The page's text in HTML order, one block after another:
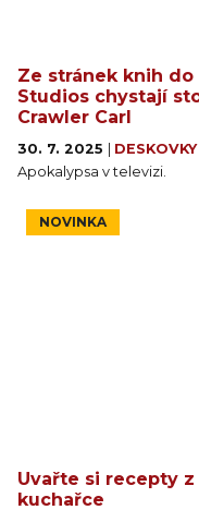
Ze stránek knih do
Studios chystají
Crawler Carl
30. 7. 2025 DESKOVKY
Apokalypsa v televizi.
NOVINKA
Uvařte si recepty
kuchařce